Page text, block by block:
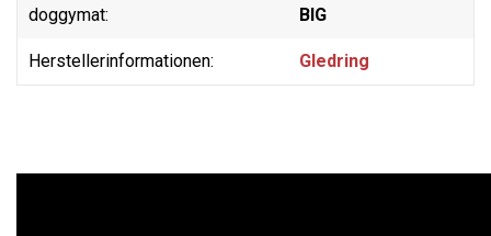
doggymat: BIG
Herstellerinformationen: Gledring